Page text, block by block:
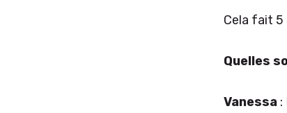
Cela fait 5
Quelles
Vanessa :